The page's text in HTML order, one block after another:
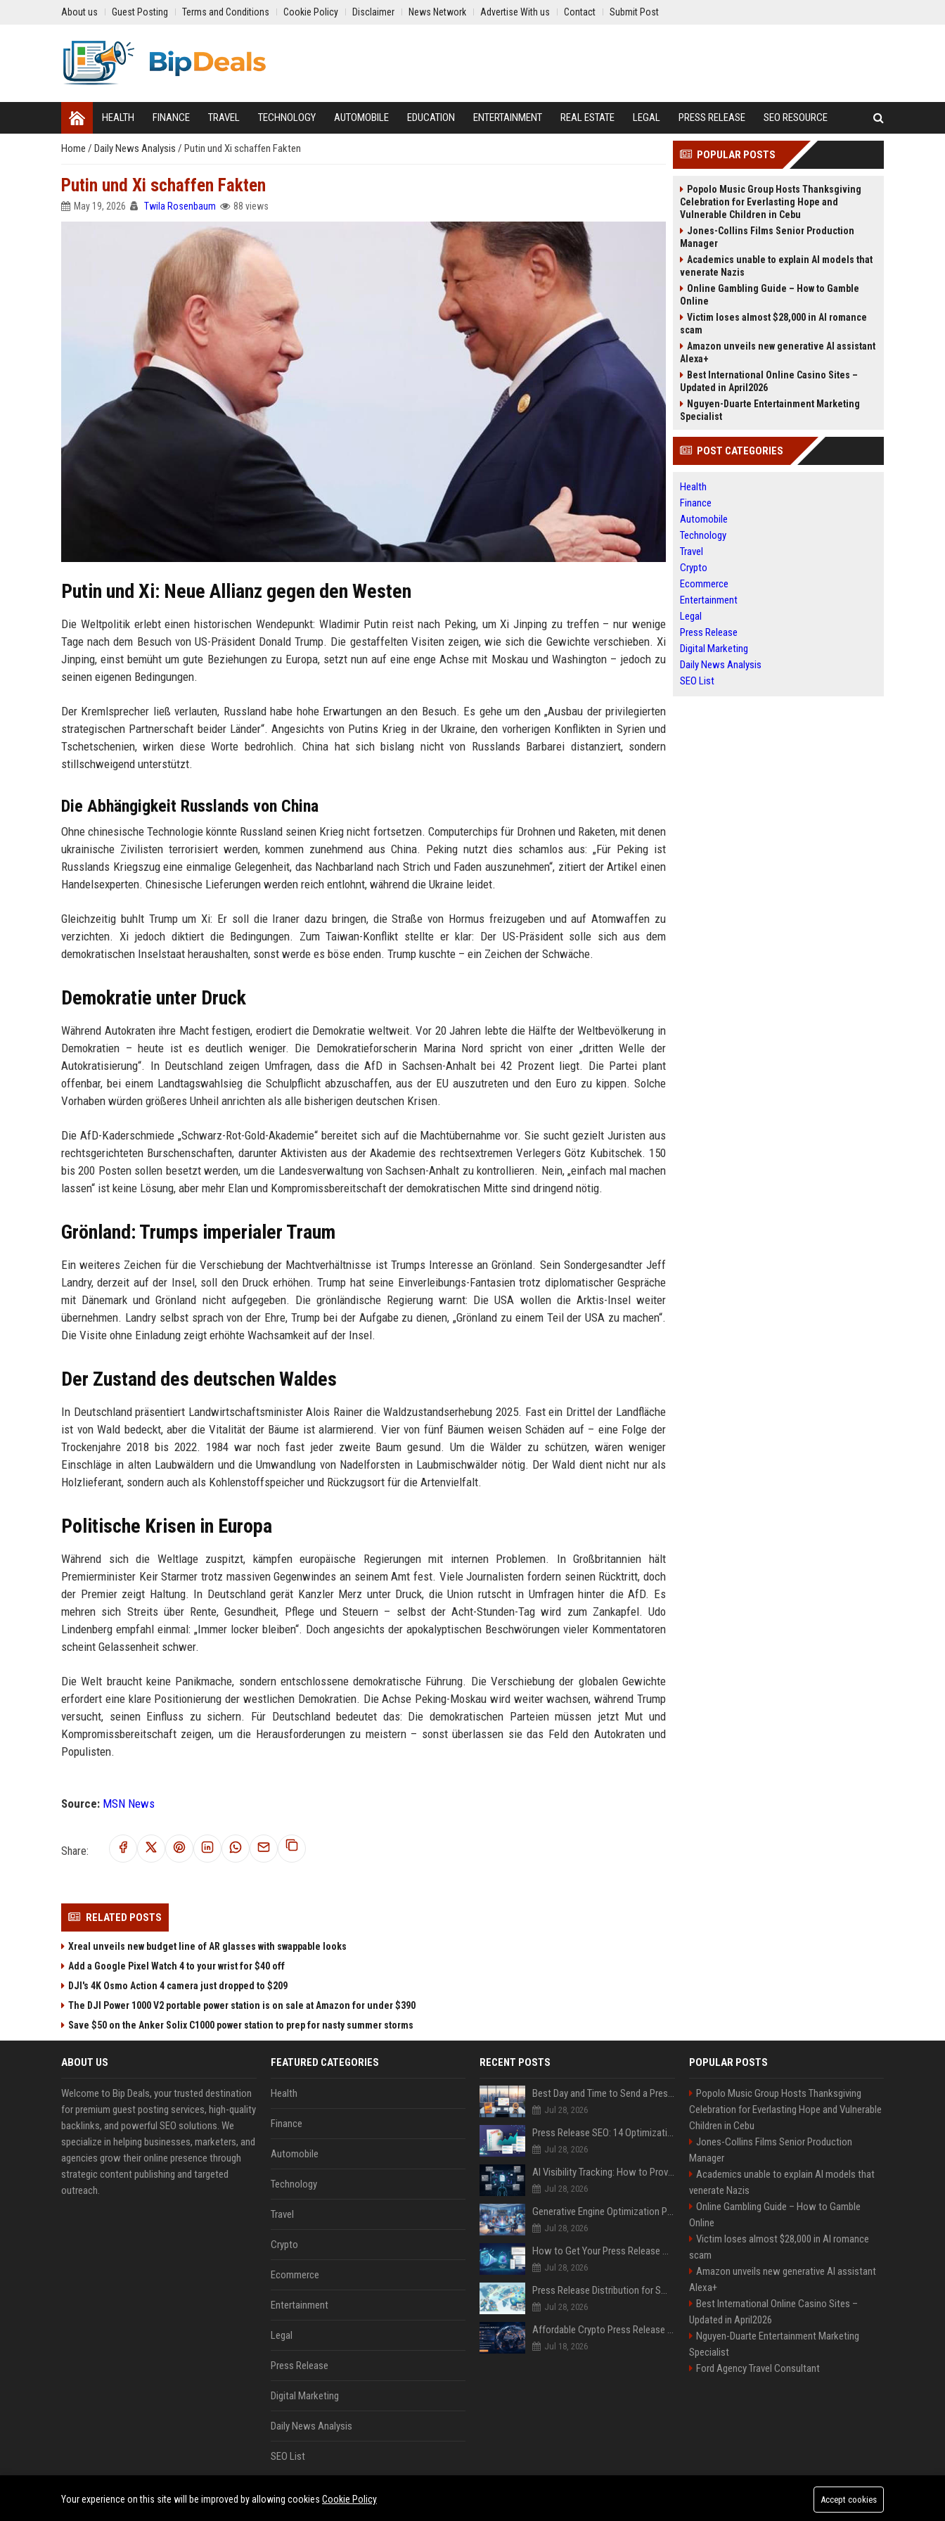
About us Guest Posting Terms and Conditions Cookie Policy Disclaimer News Network Advertise With us Contact Submit Post
HEALTH FINANCE TRAVEL TECHNOLOGY AUTOMOBILE EDUCATION ENTERTAINMENT REAL ESTATE LEGAL PRESS RELEASE SEO RESOURCE
Home / Daily News Analysis / Putin und Xi schaffen Fakten
Putin und Xi schaffen Fakten
May 19, 2026 Twila Rosenbaum 88 views
Putin und Xi: Neue Allianz gegen den Westen
Die Weltpolitik erlebt einen historischen Wendepunkt: Wladimir Putin reist nach Peking, um Xi Jinping zu treffen – nur wenige
Tage nach dem Besuch von US-Präsident Donald Trump. Die gestaffelten Visiten zeigen, wie sich die Gewichte verschieben. Xi
Jinping, einst bemüht um gute Beziehungen zu Europa, setzt nun auf eine enge Achse mit Moskau und Washington – jedoch zu
seinen eigenen Bedingungen.
Der Kremlsprecher ließ verlauten, Russland habe hohe Erwartungen an den Besuch. Es gehe um den „Ausbau der privilegierten
strategischen Partnerschaft beider Länder“. Angesichts von Putins Krieg in der Ukraine, den vorherigen Konflikten in Syrien und
Tschetschenien, wirken diese Worte bedrohlich. China hat sich bislang nicht von Russlands Barbarei distanziert, sondern
stillschweigend unterstützt.
Die Abhängigkeit Russlands von China
Ohne chinesische Technologie könnte Russland seinen Krieg nicht fortsetzen. Computerchips für Drohnen und Raketen, mit denen
ukrainische Zivilisten terrorisiert werden, kommen zunehmend aus China. Peking nutzt dies schamlos aus: „Für Peking ist
Russlands Kriegszug eine einmalige Gelegenheit, das Nachbarland nach Strich und Faden auszunehmen“, zitiert der Artikel einen
Handelsexperten. Chinesische Lieferungen werden reich entlohnt, während die Ukraine leidet.
Gleichzeitig buhlt Trump um Xi: Er soll die Iraner dazu bringen, die Straße von Hormus freizugeben und auf Atomwaffen zu
verzichten. Xi jedoch diktiert die Bedingungen. Zum Taiwan-Konflikt stellte er klar: Der US-Präsident solle sich aus dem
demokratischen Inselstaat heraushalten, sonst werde es böse enden. Trump kuschte – ein Zeichen der Schwäche.
Demokratie unter Druck
Während Autokraten ihre Macht festigen, erodiert die Demokratie weltweit. Vor 20 Jahren lebte die Hälfte der Weltbevölkerung in
Demokratien – heute ist es deutlich weniger. Die Demokratieforscherin Marina Nord spricht von einer „dritten Welle der
Autokratisierung“. In Deutschland zeigen Umfragen, dass die AfD in Sachsen-Anhalt bei 42 Prozent liegt. Die Partei plant
offenbar, bei einem Landtagswahlsieg die Schulpflicht abzuschaffen, aus der EU auszutreten und den Euro zu kippen. Solche
Vorhaben würden größeres Unheil anrichten als alle bisherigen deutschen Krisen.
Die AfD-Kaderschmiede „Schwarz-Rot-Gold-Akademie“ bereitet sich auf die Machtübernahme vor. Sie sucht gezielt Juristen aus
rechtsgerichteten Burschenschaften, darunter Aktivisten aus der Akademie des rechtsextremen Verlegers Götz Kubitschek. 150
bis 200 Posten sollen besetzt werden, um die Landesverwaltung von Sachsen-Anhalt zu kontrollieren. Nein, „einfach mal machen
lassen“ ist keine Lösung, aber mehr Elan und Kompromissbereitschaft der demokratischen Mitte sind dringend nötig.
Grönland: Trumps imperialer Traum
Ein weiteres Zeichen für die Verschiebung der Machtverhältnisse ist Trumps Interesse an Grönland. Sein Sondergesandter Jeff
Landry, derzeit auf der Insel, soll den Druck erhöhen. Trump hat seine Einverleibungs-Fantasien trotz diplomatischer Gespräche
mit Dänemark und Grönland nicht aufgegeben. Die grönländische Regierung warnt: Die USA wollen die Arktis-Insel weiter
übernehmen. Landry selbst sprach von der Ehre, Trump bei der Aufgabe zu dienen, „Grönland zu einem Teil der USA zu machen“.
Die Visite ohne Einladung zeigt erhöhte Wachsamkeit auf der Insel.
Der Zustand des deutschen Waldes
In Deutschland präsentiert Landwirtschaftsminister Alois Rainer die Waldzustandserhebung 2025. Fast ein Drittel der Landfläche
ist von Wald bedeckt, aber die Vitalität der Bäume ist alarmierend. Vier von fünf Bäumen weisen Schäden auf – eine Folge der
Trockenjahre 2018 bis 2022. 1984 war noch fast jeder zweite Baum gesund. Um die Wälder zu schützen, wären weniger
Einschläge in alten Laubwäldern und die Umwandlung von Nadelforsten in Laubmischwälder nötig. Der Wald dient nicht nur als
Holzlieferant, sondern auch als Kohlenstoffspeicher und Rückzugsort für die Artenvielfalt.
Politische Krisen in Europa
Während sich die Weltlage zuspitzt, kämpfen europäische Regierungen mit internen Problemen. In Großbritannien hält
Premierminister Keir Starmer trotz massiven Gegenwindes an seinem Amt fest. Viele Journalisten fordern seinen Rücktritt, doch
der Premier zeigt Haltung. In Deutschland gerät Kanzler Merz unter Druck, die Union rutscht in Umfragen hinter die AfD. Es
mehren sich Streits über Rente, Gesundheit, Pflege und Steuern – selbst der Acht-Stunden-Tag wird zum Zankapfel. Udo
Lindenberg empfahl einmal: „Immer locker bleiben“. Doch angesichts der apokalyptischen Beschwörungen vieler Kommentatoren
scheint Gelassenheit schwer.
Die Welt braucht keine Panikmache, sondern entschlossene demokratische Führung. Die Verschiebung der globalen Gewichte
erfordert eine klare Positionierung der westlichen Demokratien. Die Achse Peking-Moskau wird weiter wachsen, während Trump
versucht, seinen Einfluss zu sichern. Für Deutschland bedeutet das: Die demokratischen Parteien müssen jetzt Mut und
Kompromissbereitschaft zeigen, um die Herausforderungen zu meistern – sonst überlassen sie das Feld den Autokraten und
Populisten.
Source: MSN News
Share:
RELATED POSTS
Xreal unveils new budget line of AR glasses with swappable looks
Add a Google Pixel Watch 4 to your wrist for $40 off
DJI's 4K Osmo Action 4 camera just dropped to $209
The DJI Power 1000 V2 portable power station is on sale at Amazon for under $390
Save $50 on the Anker Solix C1000 power station to prep for nasty summer storms
POPULAR POSTS
Popolo Music Group Hosts Thanksgiving
Celebration for Everlasting Hope and
Vulnerable Children in Cebu
Jones-Collins Films Senior Production
Manager
Academics unable to explain AI models that
venerate Nazis
Online Gambling Guide – How to Gamble
Online
Victim loses almost $28,000 in AI romance
scam
Amazon unveils new generative AI assistant
Alexa+
Best International Online Casino Sites –
Updated in April2026
Nguyen-Duarte Entertainment Marketing
Specialist
POST CATEGORIES
Health
Finance
Automobile
Technology
Travel
Crypto
Ecommerce
Entertainment
Legal
Press Release
Digital Marketing
Daily News Analysis
SEO List
ABOUT US
Welcome to Bip Deals, your trusted destination
for premium guest posting services, high-quality
backlinks, and powerful SEO solutions. We
specialize in helping businesses, marketers, and
agencies grow their online presence through
strategic content publishing and targeted
outreach.
FEATURED CATEGORIES
Health
Finance
Automobile
Technology
Travel
Crypto
Ecommerce
Entertainment
Legal
Press Release
Digital Marketing
Daily News Analysis
SEO List
RECENT POSTS
Best Day and Time to Send a Press Release for Media Pick Up
Jul 28, 2026
Press Release SEO: 14 Optimizations That Actually Move Rankings
Jul 28, 2026
AI Visibility Tracking: How to Prove Your PR Got Cited
Jul 28, 2026
Generative Engine Optimization PR Starter Guide
Jul 28, 2026
How to Get Your Press Release Cited in Google AI Overviews
Jul 28, 2026
Press Release Distribution for Small Business Cheapest Path to Real Coverage
Jul 28, 2026
Affordable Crypto Press Release Distribution with Global Coverage
Jul 18, 2026
POPULAR POSTS
Popolo Music Group Hosts Thanksgiving
Celebration for Everlasting Hope and Vulnerable
Children in Cebu
Jones-Collins Films Senior Production
Manager
Academics unable to explain AI models that
venerate Nazis
Online Gambling Guide – How to Gamble
Online
Victim loses almost $28,000 in AI romance
scam
Amazon unveils new generative AI assistant
Alexa+
Best International Online Casino Sites –
Updated in April2026
Nguyen-Duarte Entertainment Marketing
Specialist
Ford Agency Travel Consultant
©2026 Bip Deals. All right reserved.
Your experience on this site will be improved by allowing cookies Cookie Policy Accept cookies